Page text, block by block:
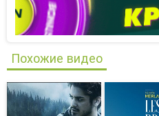
Похожие видео